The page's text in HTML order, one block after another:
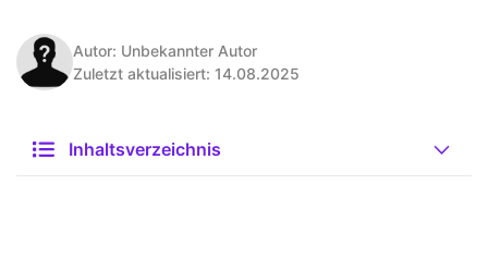
Autor: Unbekannter Autor
Zuletzt aktualisiert: 14.08.2025
Inhaltsverzeichnis